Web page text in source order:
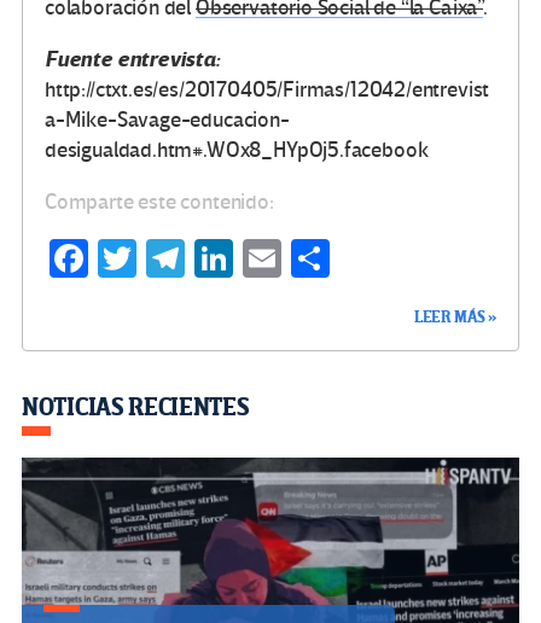
colaboración delObservatorio Social de “la Caixa”.
Fuente entrevista:
http://ctxt.es/es/20170405/Firmas/12042/entrevist
a-Mike-Savage-educacion-
desigualdad.htm#.WOx8_HYpOj5.facebook
Comparte este contenido:
Fa
o
k
T
Te
m
Li
n
E
tir
LEER MÁS »
NOTICIAS RECIENTES